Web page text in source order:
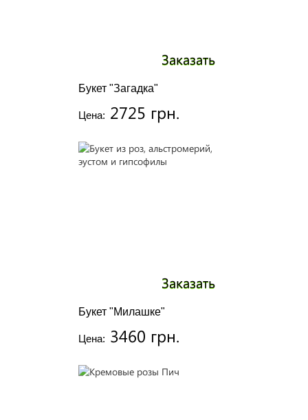
Букет "Загадка"
Цена: 2725 грн.
Заказать
Букет "Милашке"
Цена: 3460 грн.
Заказать